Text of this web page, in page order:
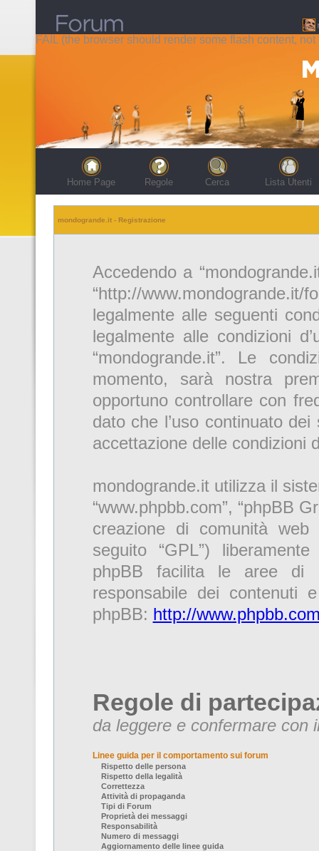
FAIL (the browser should render some flash content, not
Home Page Regole Cerca Lista Utenti
mondogrande.it - Registrazione
Accedendo a
“http://
legalmente alle seguenti
legalmente alle condizioni
“mondogrande.it”. Le
momento, sarà nostra
opportuno controllare con
dato che l’uso continuato
accettazione delle condizioni
mondogrande.it utilizza il
“www.phpbb.com”, “phpBB
creazione di comunità web
seguito “GPL”)
phpBB facilita le aree di
responsabile dei contenuti
phpBB: http://
Regole di
da leggere e confermare con
Linee guida per il comportamento sui forum
Rispetto delle persona
Rispetto della legalità
Correttezza
Attività di propaganda
Tipi di Forum
Proprietà dei messaggi
Responsabilità
Numero di messaggi
Aggiornamento delle linee guida